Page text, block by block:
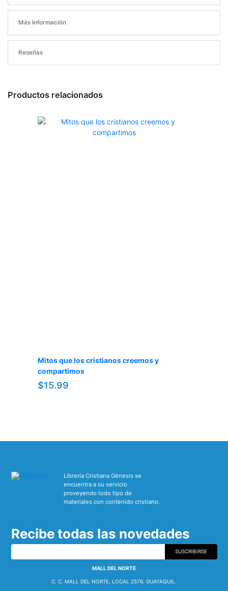
Más Información
Reseñas
Productos relacionados
Mitos que los cristianos creemos y
compartimos
$15.99
Librería Cristiana Génesis se
encuentra a su servicio
proveyendo todo tipo de
materiales con contenido cristiano.
Recibe todas las novedades
SUSCRIBIRSE
MALL DEL NORTE
C. C. MALL DEL NORTE, LOCAL 2576. GUAYAQUIL.